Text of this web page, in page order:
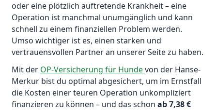
oder eine plötzlich auftretende Krankheit – eine
Operation ist manchmal unumgänglich und kann
schnell zu einem finanziellen Problem werden.
Umso wichtiger ist es, einen starken und
vertrauensvollen Partner an unserer Seite zu haben.
Mit der OP-Versicherung für Hundevon der Hanse-
Merkur bist du optimal abgesichert, um im Ernstfall
die Kosten einer teuren Operation unkompliziert
finanzieren zu können – und das schon ab 7,38 €